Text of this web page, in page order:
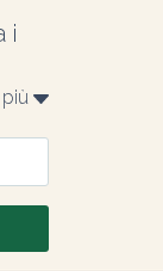
i